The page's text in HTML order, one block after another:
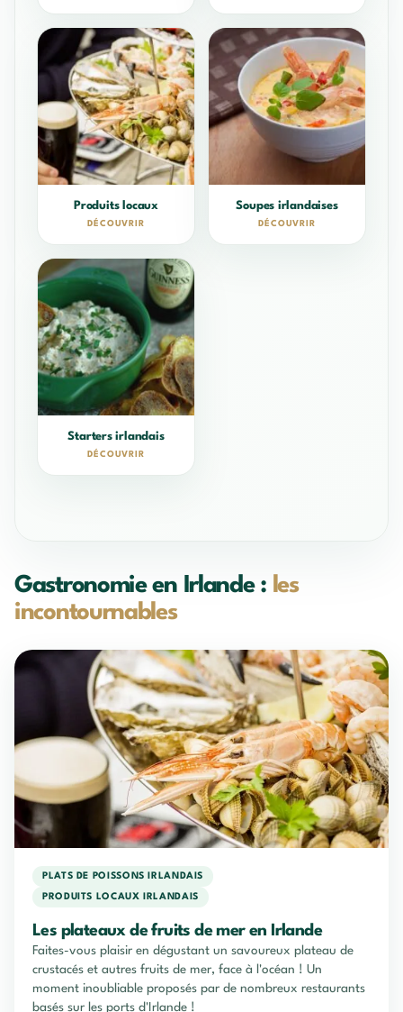
Produits locaux
DÉCOUVRIR
Soupes irlandaises
DÉCOUVRIR
Starters irlandais
DÉCOUVRIR
Gastronomie en Irlande : les
incontournables
PLATS DE POISSONS IRLANDAIS
PRODUITS LOCAUX IRLANDAIS
Les plateaux de fruits de mer en Irlande
Faites-vous plaisir en dégustant un savoureux plateau de
crustacés et autres fruits de mer, face à l'océan ! Un
moment inoubliable proposés par de nombreux restaurants
basés sur les ports d'Irlande !